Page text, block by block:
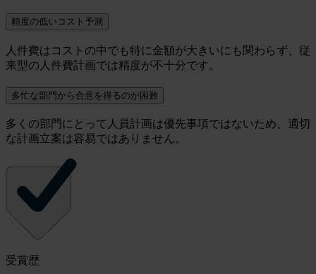
精度の低いコスト予測
人件費はコストの中でも特に金額が大きいにも関わらず、従
来型の人件費計画では精度が不十分です。
多忙な部門から合意を得るのが困難
多くの部門にとって人員計画は優先事項ではないため、適切
な計画立案は容易ではありません。
受賞歴